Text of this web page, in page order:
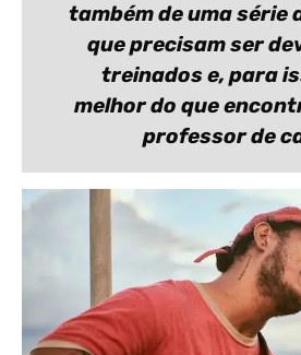
também de uma série
que precisam ser
treinados e, para
melhor do que
professor de